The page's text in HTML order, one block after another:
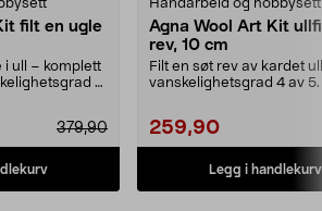
filt en ugle
i ull – komplett
4
379,90
Håndarbeid og hobbysett
Agna Wool Art Kit
rev, 10 cm
Filt en søt rev av kardet
vanskelighetsgrad 4 av
259,90
Legg i handlekurv